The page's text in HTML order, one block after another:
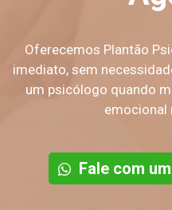
Oferecemos Plantão
imediato, sem
um psicólogo quando
emocional
Fale com